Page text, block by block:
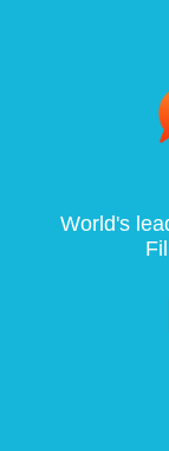
World's